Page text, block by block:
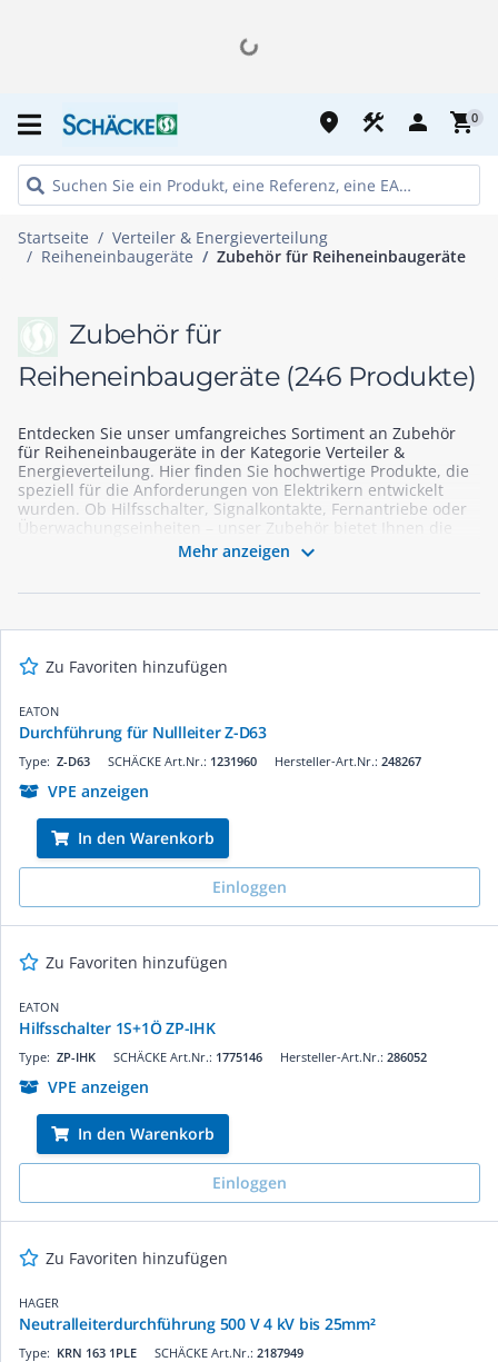
place construction person shopping_cart0
Startseite
Verteiler & Energieverteilung
Reiheneinbaugeräte
Zubehör für Reiheneinbaugeräte
Zubehör für
Reiheneinbaugeräte (246 Produkte)
Entdecken Sie unser umfangreiches Sortiment an Zubehör
für Reiheneinbaugeräte in der Kategorie Verteiler &
Energieverteilung. Hier finden Sie hochwertige Produkte, die
speziell für die Anforderungen von Elektrikern entwickelt
wurden. Ob Hilfsschalter, Signalkontakte, Fernantriebe oder
Überwachungseinheiten – unser Zubehör bietet Ihnen die
perfekte Ergänzung für Ihre Reiheneinbaugeräte. Mit einer
Vielzahl von Optionen und zuverlässigen Marken können Sie
Mehr anzeigen 
Zu Favoriten hinzufügen
EATON
Durchführung für Nullleiter Z-D63
SCHÄCKE Art.Nr.: 1231960
Type: Z-D63 Hersteller-Art.Nr.: 248267
VPE anzeigen
In den Warenkorb
Einloggen
Zu Favoriten hinzufügen
EATON
Hilfsschalter 1S+1Ö ZP-IHK
SCHÄCKE Art.Nr.: 1775146
Type: ZP-IHK Hersteller-Art.Nr.: 286052
VPE anzeigen
In den Warenkorb
Einloggen
Zu Favoriten hinzufügen
HAGER
Neutralleiterdurchführung 500 V 4 kV bis 25mm²
SCHÄCKE Art.Nr.: 2187949
Type: KRN 163 1PLE